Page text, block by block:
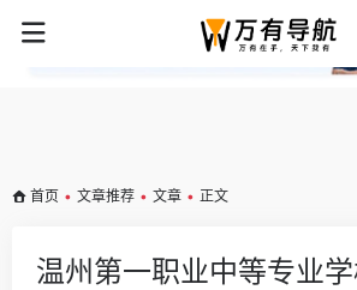
首页 • 文章推荐 • 文章 • 正文
温州第一职业中等专业